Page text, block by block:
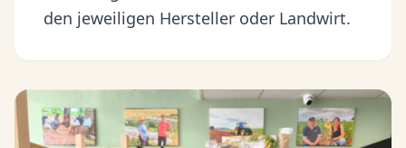
den jeweiligen Hersteller oder Landwirt.